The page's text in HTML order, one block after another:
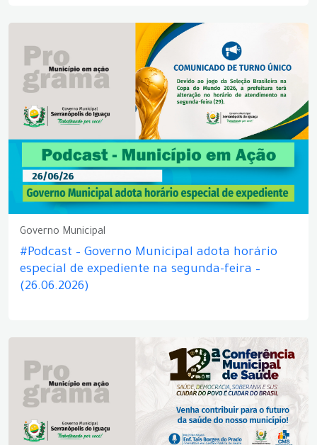
Governo Municipal
#Podcast – Governo Municipal adota horário
especial de expediente na segunda-feira –
(26.06.2026)